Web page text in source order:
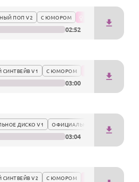
настроением.
ПОП V2 С ЮМОРОМ
02:52
V1 С ЮМОРОМ
03:00
ДИСКО V1 ОФИЦИАЛЬНО
03:04
V2 С ЮМОРОМ